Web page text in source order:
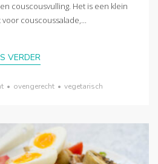
couscousvulling. Het is een klein
couscoussalade,...
VERDER
• ovengerecht • vegetarisch